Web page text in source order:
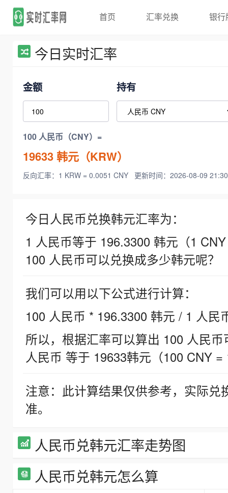
首页 汇率兑换 银行
今日实时汇率
金额 持有
100 人民币（CNY）=
19633韩元（KRW）
反向汇率：1 KRW = 0.0051 CNY 更新时间：2026-08-09
今日人民币兑换韩元汇率为：
1 人民币等于 196.3300 韩元（1
100 人民币可以兑换成多少韩元呢？
我们可以用以下公式进行计算：
100 人民币 * 196.3300 韩元 / 1 人民
所以，根据汇率可以算出 100 人民
人民币 等于 19633韩元（100 CNY =
注意：此计算结果仅供参考，实际
准。
人民币兑韩元汇率走势图
人民币兑韩元怎么算